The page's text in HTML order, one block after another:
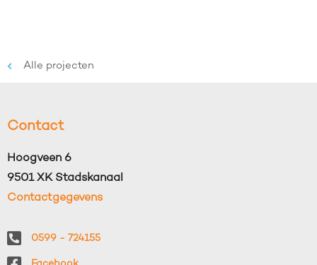
Alle projecten
Contact
Hoogveen 6
9501 XK Stadskanaal
Contactgegevens
0599 - 724155